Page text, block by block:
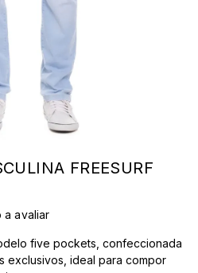
FREESURF
a avaliar
five pockets, confeccionada
exclusivos, ideal para compor